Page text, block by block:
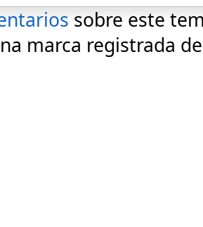
sobre este
marca registrada